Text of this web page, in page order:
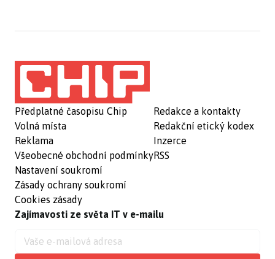
Předplatné časopisu Chip
Volná místa
Reklama
Všeobecné obchodní podmínky
Nastavení soukromí
Zásady ochrany soukromí
Cookies zásady
Redakce a kontakty
Redakční etický kodex
Inzerce
RSS
Zajímavosti ze světa IT v e-mailu